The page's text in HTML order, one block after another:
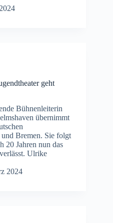
geht
Bühnenleiterin
übernimmt
Bremen. Sie folgt
20 Jahren nun das
Ulrike
2024